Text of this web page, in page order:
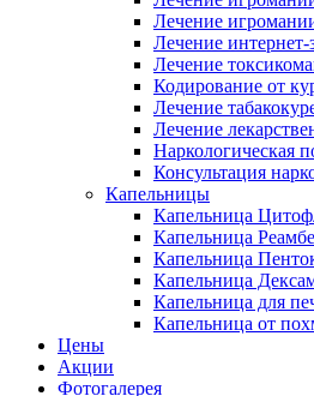
Лечение
Лечение интернет-
Лечение
Кодирование от
Лечение
Лечение
Наркологическая
Консультация
Капельницы
Капельница
Капельница
Капельница
Капельница
Капельница для
Капельница от
Цены
Акции
Фотогалерея